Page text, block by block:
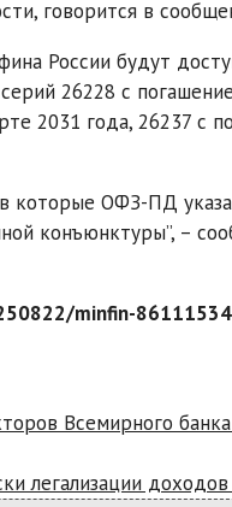
говорится в
России будут
26228 с
2031 года, 26237 с
которые ОФЗ-ПД
конъюнктуры”, –
minfin-
Всемирного
легализации